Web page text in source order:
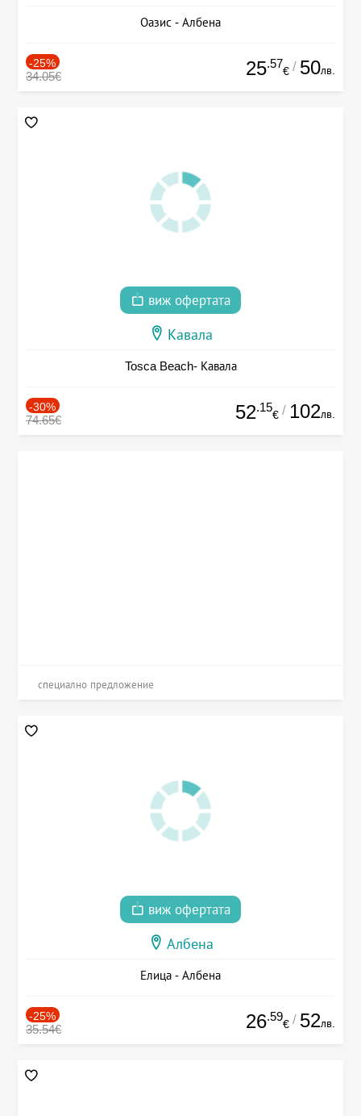
Оазис - Албена
-25%
34.05€ 25.57
€ / 50лв.
виж офертата
Кавала
Tosca Beach- Кавала
-30%
74.65€ 52.15
€ / 102лв.
специално предложение
виж офертата
Албена
Елица - Албена
-25%
35.54€ 26.59
€ / 52лв.